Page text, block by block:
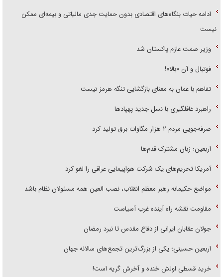
ادامه حیات بنگاه‌های اقتصادی بدون حمایت جدی مالیاتی و بیمه‌ای ممکن
نیست
وزیر صمت عازم پاکستان شد
فوتبال و آن «بالا»!
تفاهم با عمان به معنای بازگشایی تنگه هرمز نیست
راهبرد غافلگیری با نسل جدید پهپاد‌ها
صرفه‌جویی مردم ۲ هزار مگاوات برق تولید کرد
اربعین؛ زبان مشترک قدم‌ها
آمریکا تحریم‌های یک شرکت هواپیمایی عراقی را لغو کرد
مواضع حکیمانه رهبر معظم انقلاب، نصب العین همه مسئولان نظام باشد
مقاومت نقشه راه آینده غرب آسیاست
جولان عقابان ایرانی از دفاع مقدس تا نبرد رمضان
اربعین حسینی؛ یکی از بزرگ‌ترین تجمع‌های سالانه جهان
خرید قسطی اولش خنده و آخرش گریه است!